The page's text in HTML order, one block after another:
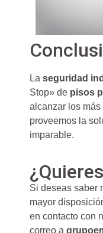
La seguridad
Stop» de pisos
alcanzar los
proveemos la
imparable.
Si deseas saber
mayor
en contacto con
correo a